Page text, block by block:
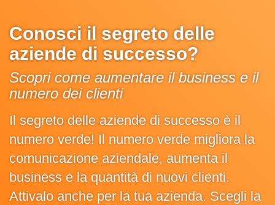
Conosci il segreto delle
aziende di successo?
Scopri come aumentare il business e il
numero dei clienti
Il segreto delle aziende di successo è il
numero verde! Il numero verde migliora la
comunicazione aziendale, aumenta il
business e la quantità di nuovi clienti.
Attivalo anche per la tua azienda. Scegli la